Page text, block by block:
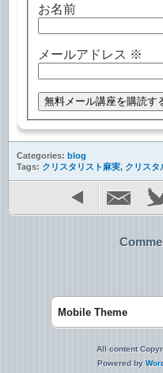
お名前
メールアドレス ※
Categories: blog
Tags: クリスタリスト麻実, クリスタ
Mobile Theme
All content
Powered by